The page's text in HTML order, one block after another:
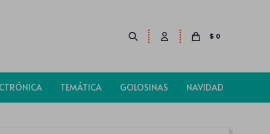
TEMÁTICA GOLOSINAS NAVIDAD
$ 0